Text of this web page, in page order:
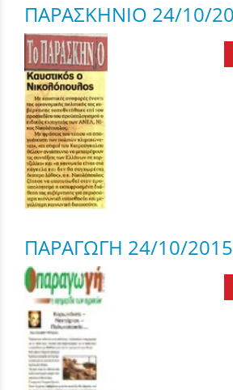
ΠΑΡΑΣΚΗΝΙΟ 24/10/
ΠΑΡΑΓΩΓΗ 24/10/2015